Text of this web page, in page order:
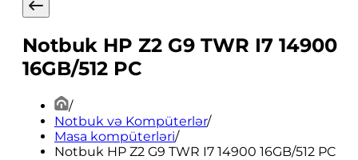
Notbuk HP Z2 G9 TWR I7 14900
16GB/512 PC
/
Notbuk və Kompüterlər/
Masa kompüterləri/
Notbuk HP Z2 G9 TWR I7 14900 16GB/512 PC